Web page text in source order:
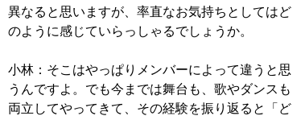
異なると思いますが、率直なお気持ちとしてはど
のように感じていらっしゃるでしょうか。
小林：そこはやっぱりメンバーによって違うと思
うんですよ。でも今までは舞台も、歌やダンスも
両立してやってきて、その経験を振り返ると「ど